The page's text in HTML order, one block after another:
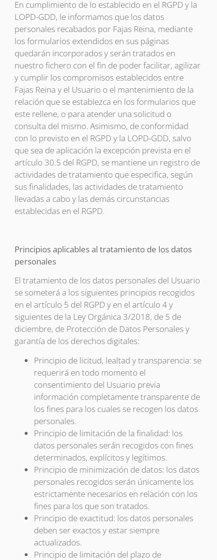
En cumplimiento de lo establecido en el RGPD y la
LOPD-GDD, le informamos que los datos
personales recabados por Fajas Reina, mediante
los formularios extendidos en sus páginas
quedarán incorporados y serán tratados en
nuestro fichero con el fin de poder facilitar, agilizar
y cumplir los compromisos establecidos entre
Fajas Reina y el Usuario o el mantenimiento de la
relación que se establezca en los formularios que
este rellene, o para atender una solicitud o
consulta del mismo. Asimismo, de conformidad
con lo previsto en el RGPD y la LOPD-GDD, salvo
que sea de aplicación la excepción prevista en el
artículo 30.5 del RGPD, se mantiene un registro de
actividades de tratamiento que especifica, según
sus finalidades, las actividades de tratamiento
llevadas a cabo y las demás circunstancias
establecidas en el RGPD.
Principios aplicables al tratamiento de los datos
personales
El tratamiento de los datos personales del Usuario
se someterá a los siguientes principios recogidos
en el artículo 5 del RGPD y en el artículo 4 y
siguientes de la Ley Orgánica 3/2018, de 5 de
diciembre, de Protección de Datos Personales y
garantía de los derechos digitales:
Principio de licitud, lealtad y transparencia: se
requerirá en todo momento el
consentimiento del Usuario previa
información completamente transparente de
los fines para los cuales se recogen los datos
personales.
Principio de limitación de la finalidad: los
datos personales serán recogidos con fines
determinados, explícitos y legítimos.
Principio de minimización de datos: los datos
personales recogidos serán únicamente los
estrictamente necesarios en relación con los
fines para los que son tratados.
Principio de exactitud: los datos personales
deben ser exactos y estar siempre
actualizados.
Principio de limitación del plazo de